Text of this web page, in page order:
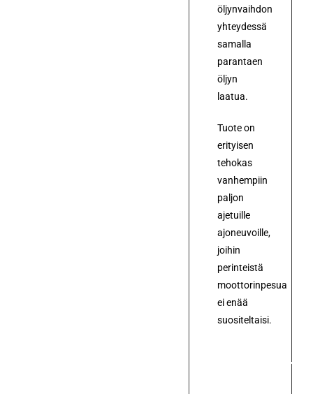
öljynvaihdon
yhteydessä
samalla
parantaen
öljyn
laatua.
Tuote on
erityisen
tehokas
vanhempiin
paljon
ajetuille
ajoneuvoille,
joihin
perinteistä
moottorinpesua
ei enää
suositeltaisi.
Tärkeimmät